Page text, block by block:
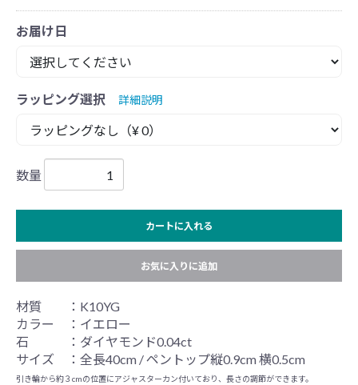
お届け日
ラッピング選択 詳細説明
数量
カートに入れる
お気に入りに追加
材質 ：K10YG
カラー ：イエロー
石 ：ダイヤモンド0.04ct
サイズ ：全長40cm / ペントップ縦0.9cm 横0.5cm
引き輪から約３cmの位置にアジャスターカン付いており、長さの調節ができます。